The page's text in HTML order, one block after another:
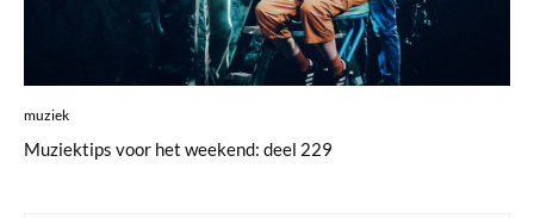
muziek
Muziektips voor het weekend: deel 229